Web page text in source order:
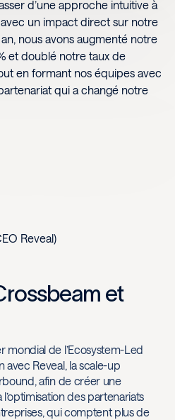
d’une approche intuitive à
un impact direct sur notre
nous avons augmenté notre
et doublé notre taux de
en formant nos équipes avec
qui a changé notre
Reveal)
et
mondial de l’Ecosystem-Led
avec Reveal, la scale-up
afin de créer une
des partenariats
qui comptent plus de